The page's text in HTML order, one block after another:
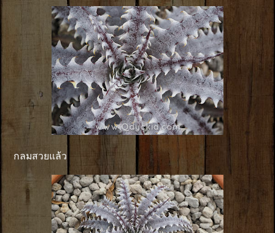
กลมสวยแล้ว